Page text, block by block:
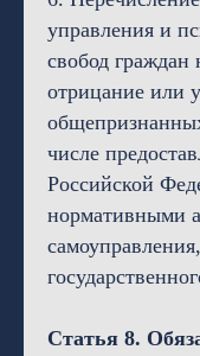
управления и
свобод граждан
отрицание или
числе
Российской
нормативными
Статья 8.